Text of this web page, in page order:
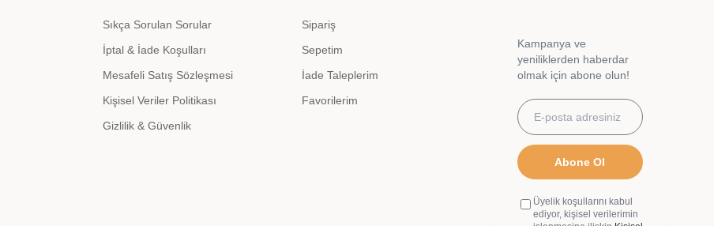
Sıkça Sorulan Sorular
İptal & İade Koşulları
Mesafeli Satış Sözleşmesi
Kişisel Veriler Politikası
Gizlilik & Güvenlik
Sipariş
Sepetim
İade Taleplerim
Favorilerim
Kampanya ve
yeniliklerden haberdar
olmak için abone olun!
Abone Ol
Üyelik koşullarını kabul
ediyor, kişisel verilerimin